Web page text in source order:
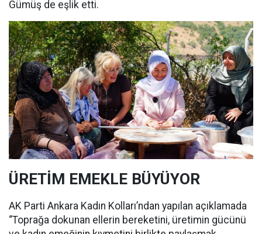
Gümüş de eşlik etti.
ÜRETİM EMEKLE BÜYÜYOR
AK Parti Ankara Kadın Kolları’ndan yapılan açıklamada
“Toprağa dokunan ellerin bereketini, üretimin gücünü